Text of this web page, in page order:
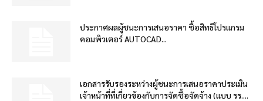
ประกาศผลผู้ชนะการเสนอราคา ซื้อสิทธิโปรแกรม
คอมพิวเตอร์ AUTOCAD...
เอกสารรับรองระหว่างผู้ชนะการเสนอราคาประเมิน
เจ้าหน้าที่ที่เกี่ยวข้องกับการจัดซื้อจัดจ้าง (แบบ รร....